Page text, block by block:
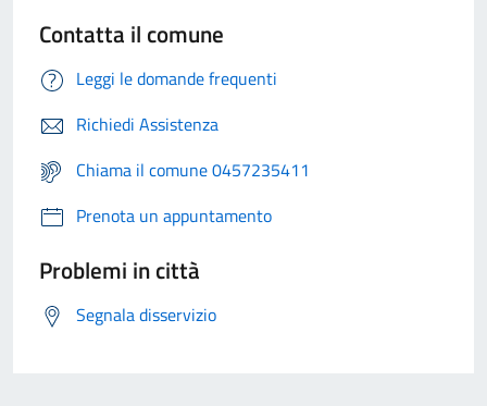
Contatta il comune
Leggi le domande frequenti
Richiedi Assistenza
Chiama il comune 0457235411
Prenota un appuntamento
Problemi in città
Segnala disservizio